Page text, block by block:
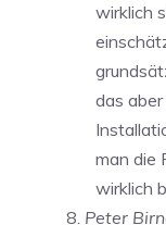
wirklich
das
man die
wirklich
Peter